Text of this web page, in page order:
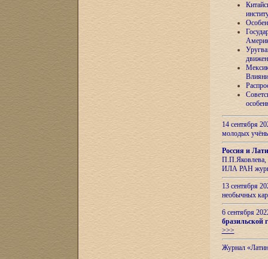
14 сентября
молодых
Россия и
П.П.Яковлева,
ИЛА РАН
13 сентября
необычных
6 сентября
бразильской
>>>
Журнал